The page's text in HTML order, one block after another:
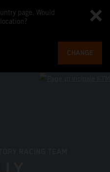
page. Would
CHANGE